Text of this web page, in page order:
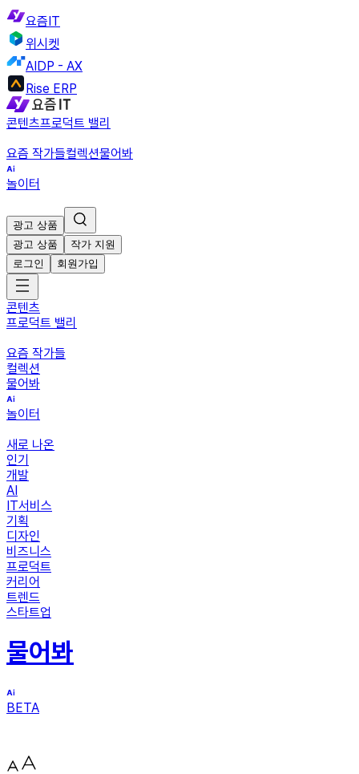
요즘IT
위시켓
AIDP - AX
Rise ERP
콘텐츠프로덕트 밸리
요즘 작가들컬렉션물어봐
놀이터
광고 상품
광고 상품
작가 지원
로그인
회원가입
콘텐츠
프로덕트 밸리
요즘 작가들
컬렉션
물어봐
놀이터
새로 나온
인기
개발
AI
IT서비스
기획
디자인
비즈니스
프로덕트
커리어
트렌드
스타트업
물어봐
BETA